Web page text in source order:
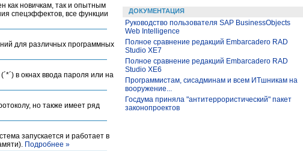
как новичкам, так и опытным
спецэффектов, все функции
для различных программных
в окнах ввода пароля или на
но также имеет ряд
запускается и работает в
Подробнее »
ДОКУМЕНТАЦИЯ
Руководство пользователя SAP BusinessObjects
Web Intelligence
Полное сравнение редакций Embarcadero RAD
Studio XE7
Полное сравнение редакций Embarcadero RAD
Studio XE6
Программистам, сисадминам и всем ИТшникам на
вооружение...
Госдума приняла "антитеррористический" пакет
законопроектов